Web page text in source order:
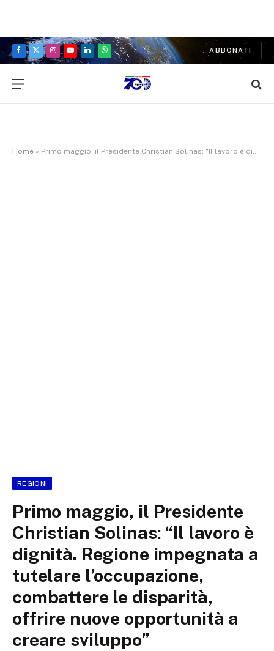
Facebook
X
Instagram
YouTubeLinkedInWhatsApp
ABBONATI
Home » Primo maggio, il Presidente Christian Solinas: “Il lavoro è dignità. Regione impegnata a tutelare l’occupazione, combattere le disparità, offrire nuove opportunità a creare sviluppo”
REGIONI
Primo maggio, il Presidente
Christian Solinas: “Il lavoro è
dignità. Regione impegnata a
tutelare l’occupazione,
combattere le disparità,
offrire nuove opportunità a
creare sviluppo”